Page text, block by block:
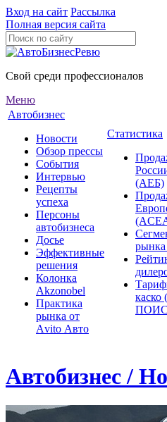
Вход на сайт Рассылка
Полная версия сайта
Свой среди профессионалов
Меню
Автобизнес
Новости
Обзор прессы
События
Интервью
Рецепты
успеха
Персоны
автобизнеса
Досье
Эффективные
решения
Колонка
Akzonobel
Практика
рынка от
Аvito Авто
Статистика
(АЕБ)
Автобизнес /